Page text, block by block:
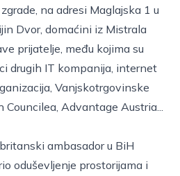
na adresi Maglajska 1 u
Dvor, domaćini iz Mistrala
prijatelje, među kojima su
drugih IT kompanija, internet
Vanjskotrgovinske
Councilea, Advantage Austria...
ambasador u BiH
oduševljenje prostorijama i